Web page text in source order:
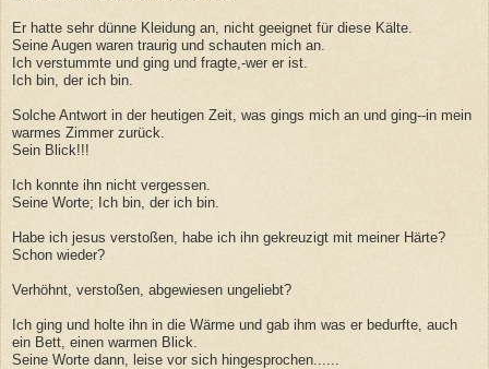
Er hatte sehr dünne Kleidung an, nicht geeignet für diese Kälte.
Seine Augen waren traurig und schauten mich an.
Ich verstummte und ging und fragte,-wer er ist.
Ich bin, der ich bin.
Solche Antwort in der heutigen Zeit, was gings mich an und ging--in mein
warmes Zimmer zurück.
Sein Blick!!!
Ich konnte ihn nicht vergessen.
Seine Worte; Ich bin, der ich bin.
Habe ich jesus verstoßen, habe ich ihn gekreuzigt mit meiner Härte?
Schon wieder?
Verhöhnt, verstoßen, abgewiesen ungeliebt?
Ich ging und holte ihn in die Wärme und gab ihm was er bedurfte, auch
ein Bett, einen warmen Blick.
Seine Worte dann, leise vor sich hingesprochen......